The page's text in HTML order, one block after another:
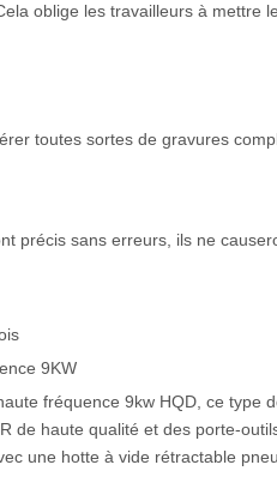
oblige les travailleurs à mettre
toutes sortes de gravures
précis sans erreurs, ils ne
9KW
fréquence 9kw HQD, ce type
de haute qualité et des porte-
une hotte à vide rétractable